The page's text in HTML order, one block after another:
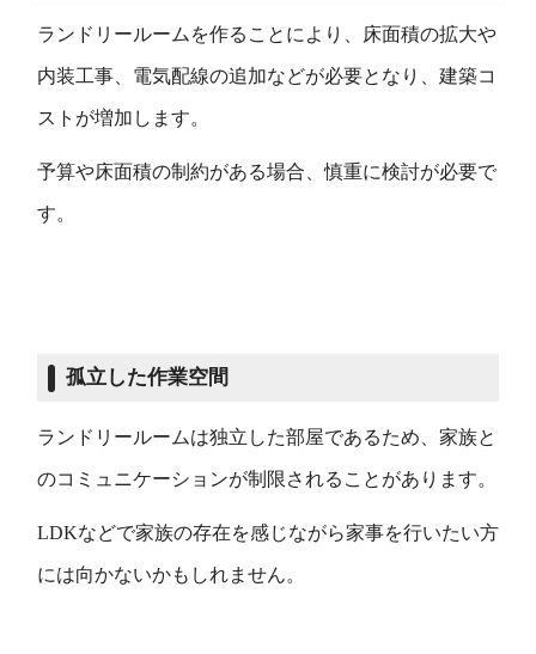
ランドリールームを作ることにより、床面積の拡大や
内装工事、電気配線の追加などが必要となり、建築コ
ストが増加します。
予算や床面積の制約がある場合、慎重に検討が必要で
す。
孤立した作業空間
ランドリールームは独立した部屋であるため、家族と
のコミュニケーションが制限されることがあります。
LDKなどで家族の存在を感じながら家事を行いたい方
には向かないかもしれません。